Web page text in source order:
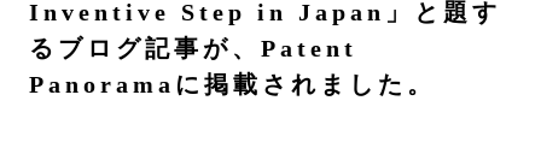
Inventive Step in Japan」と題す
るブログ記事が、Patent
Panoramaに掲載されました。